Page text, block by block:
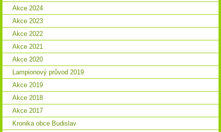
Akce 2024
Akce 2023
Akce 2022
Akce 2021
Akce 2020
Lampionový průvod 2019
Akce 2019
Akce 2018
Akce 2017
Kronika obce Budislav